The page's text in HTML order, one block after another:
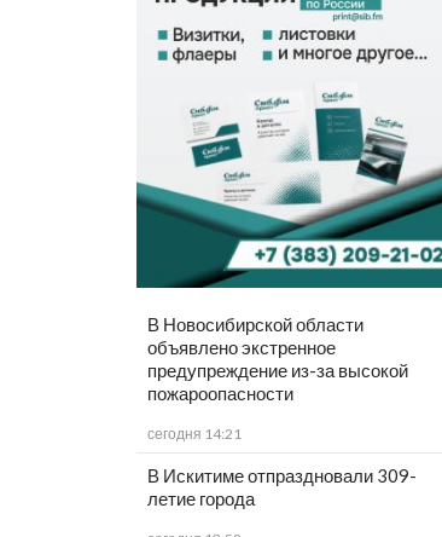
В Новосибирской области
объявлено экстренное
предупреждение из-за высокой
пожароопасности
сегодня 14:21
В Искитиме отпраздновали 309-
летие города